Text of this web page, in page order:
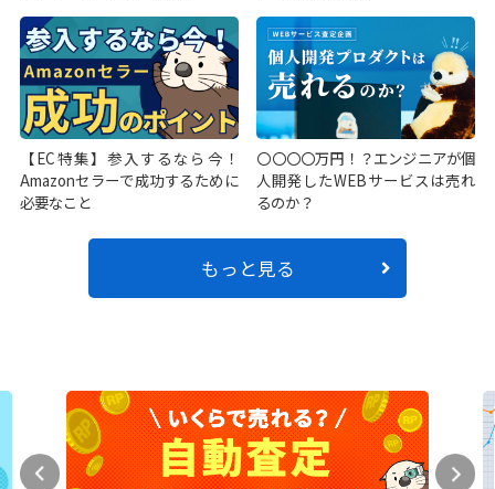
【EC特集】参入するなら今！
Amazonセラーで成功するために
必要なこと
〇〇〇〇万円！？エンジニアが個
人開発したWEBサービスは売れ
るのか？
もっと見る